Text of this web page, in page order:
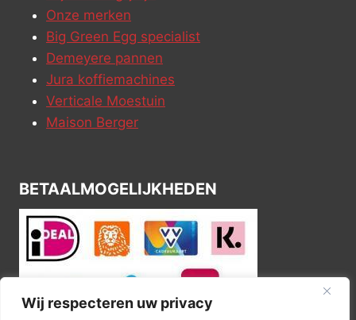
Wij respecteren uw privacy
Onze merken
Big Green Egg specialist
Demeyere pannen
Jura koffiemachines
Verticale Moestuin
Maison Berger
BETAALMOGELIJKHEDEN